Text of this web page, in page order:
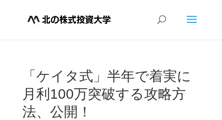
「ケイタ式」半年で着実に
月利100万突破する攻略方
法、公開！